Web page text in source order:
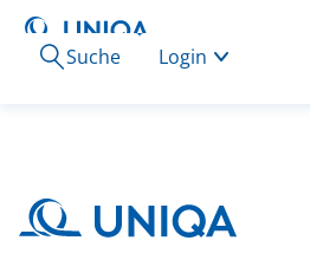
Suche Login